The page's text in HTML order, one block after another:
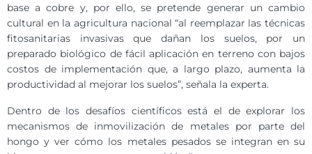
base a cobre y, por ello, se pretende generar un cambio
cultural en la agricultura nacional “al reemplazar las técnicas
fitosanitarias invasivas que dañan los suelos, por un
preparado biológico de fácil aplicación en terreno con bajos
costos de implementación que, a largo plazo, aumenta la
productividad al mejorar los suelos”, señala la experta.
Dentro de los desafíos científicos está el de explorar los
mecanismos de inmovilización de metales por parte del
hongo y ver cómo los metales pesados se integran en su